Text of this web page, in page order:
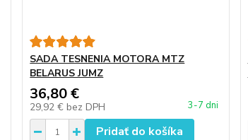
SADA TESNENIA MOTORA MTZ
BELARUS JUMZ
36,80 €
29,92 € bez DPH 3-7 dni
Pridať do košíka